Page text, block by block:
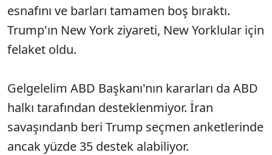
esnafını ve barları tamamen boş bıraktı.
Trump'ın New York ziyareti, New Yorklular için
felaket oldu.
Gelgelelim ABD Başkanı'nın kararları da ABD
halkı tarafından desteklenmiyor. İran
savaşındanb beri Trump seçmen anketlerinde
ancak yüzde 35 destek alabiliyor.